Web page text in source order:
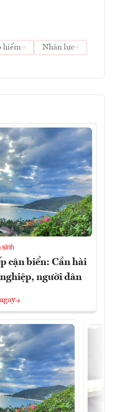
hiểm
Nhân lực
sinh
cận biển: Cần hài
người dân